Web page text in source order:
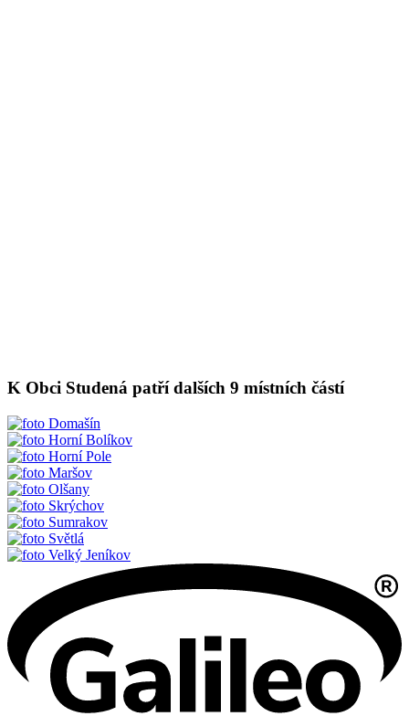
K Obci Studená patří dalších 9 místních částí
Domašín
Horní Bolíkov
Horní Pole
Maršov
Olšany
Skrýchov
Sumrakov
Světlá
Velký Jeníkov